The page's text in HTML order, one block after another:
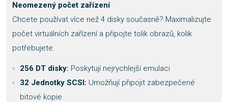
Neomezený počet zařízení
Chcete používat více než 4 disky současně? Maximalizujte
počet virtuálních zařízení a připojte tolik obrazů, kolik
potřebujete.
256 DT disky: Poskytují nejrychlejší emulaci
32 Jednotky SCSI: Umožňují připojit zabezpečené
bitové kopie